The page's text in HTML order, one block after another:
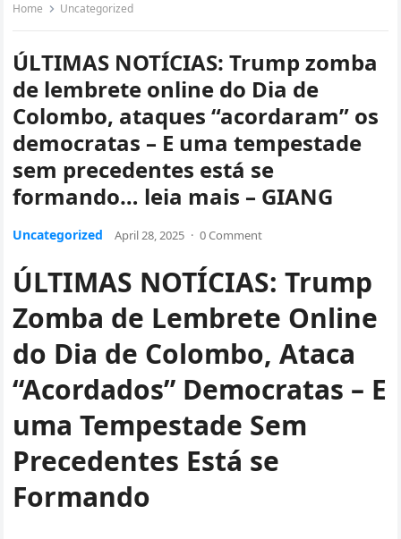
Home Uncategorized
ÚLTIMAS NOTÍCIAS: Trump zomba
de lembrete online do Dia de
Colombo, ataques “acordaram” os
democratas – E uma tempestade
sem precedentes está se
formando… leia mais – GIANG
Uncategorized April 28, 2025 · 0 Comment
ÚLTIMAS NOTÍCIAS: Trump
Zomba de Lembrete Online
do Dia de Colombo, Ataca
“Acordados” Democratas – E
uma Tempestade Sem
Precedentes Está se
Formando